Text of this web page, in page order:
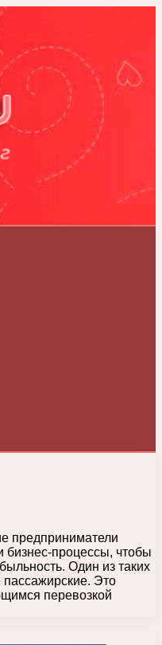
предприниматели
бизнес-процессы, чтобы
Один из таких
Это
перевозкой